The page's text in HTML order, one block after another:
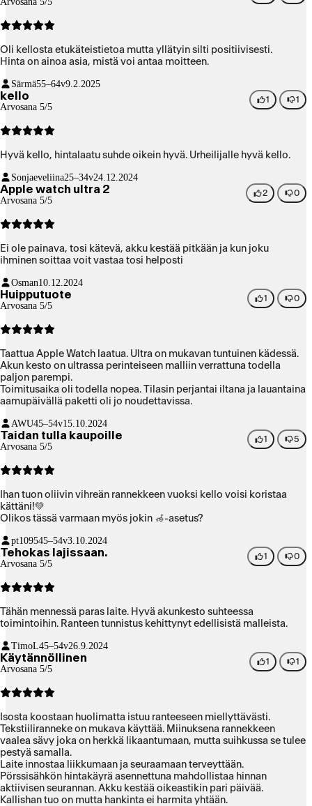
Oli kellosta etukäteistietoa mutta yllätyin silti positiivisesti.
Hinta on ainoa asia, mistä voi antaa moitteen.
Särmä55–64v9.2.2025
kello
Arvosana 5/5
1 1
Hyvä kello, hintalaatu suhde oikein hyvä. Urheilijalle hyvä kello.
Sonjaeveliina25–34v24.12.2024
Apple watch ultra 2
Arvosana 5/5
2 0
Ei ole painava, tosi kätevä, akku kestää pitkään ja kun joku
ihminen soittaa voit vastaa tosi helposti
Osman10.12.2024
Huipputuote
Arvosana 5/5
1 0
Taattua Apple Watch laatua. Ultra on mukavan tuntuinen kädessä.
Akun kesto on ultrassa perinteiseen malliin verrattuna todella
paljon parempi.
Toimitusaika oli todella nopea. Tilasin perjantai iltana ja lauantaina
aamupäivällä paketti oli jo noudettavissa.
AWU45–54v15.10.2024
Taidan tulla kaupoille
Arvosana 5/5
1 5
Ihan tuon oliivin vihreän rannekkeen vuoksi kello voisi koristaa
kättäni!💚
Olikos tässä varmaan myös jokin 🦽-asetus?
pt109545–54v3.10.2024
Tehokas lajissaan.
Arvosana 5/5
1 0
Tähän mennessä paras laite. Hyvä akunkesto suhteessa
toimintoihin. Ranteen tunnistus kehittynyt edellisistä malleista.
TimoL45–54v26.9.2024
Käytännöllinen
Arvosana 5/5
1 1
Isosta koostaan huolimatta istuu ranteeseen miellyttävästi.
Tekstiiliranneke on mukava käyttää. Miinuksena rannekkeen
vaalea sävy joka on herkkä likaantumaan, mutta suihkussa se tulee
pestyä samalla.
Laite innostaa liikkumaan ja seuraamaan terveyttään.
Pörssisähkön hintakäyrä asennettuna mahdollistaa hinnan
aktiivisen seurannan. Akku kestää oikeastikin pari päivää.
Kallishan tuo on mutta hankinta ei harmita yhtään.